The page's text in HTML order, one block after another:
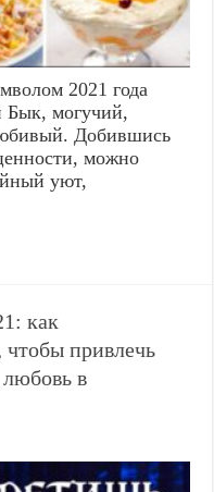
2021 года
Бык, могучий,
Добившись
можно
уют,
как
чтобы привлечь
любовь в